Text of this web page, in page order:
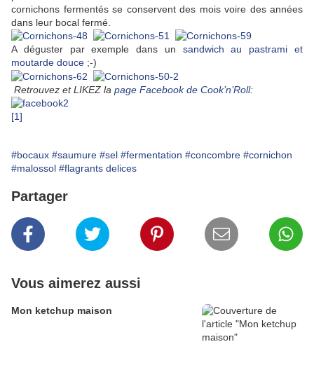
cornichons fermentés se conservent des mois voire des années
dans leur bocal fermé.
A déguster par exemple dans un sandwich au pastrami et
moutarde douce ;-)
Retrouvez et LIKEZ la page Facebook de Cook’n’Roll:
#bocaux #saumure #sel #fermentation #concombre #cornichon
#malossol #flagrants delices
Partager
Vous aimerez aussi
Mon ketchup maison